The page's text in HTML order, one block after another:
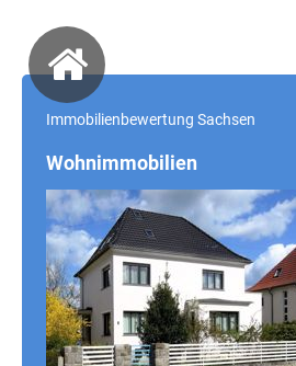
Immobilienbewertung Sachsen
Wohnimmobilien